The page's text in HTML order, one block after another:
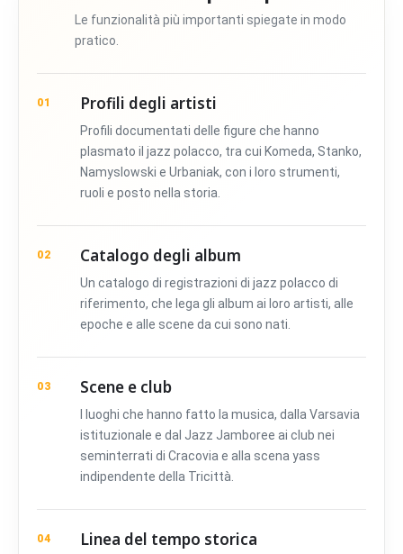
Le funzionalità più importanti spiegate in modo
pratico.
01 Profili degli artisti
Profili documentati delle figure che hanno
plasmato il jazz polacco, tra cui Komeda, Stanko,
Namyslowski e Urbaniak, con i loro strumenti,
ruoli e posto nella storia.
02 Catalogo degli album
Un catalogo di registrazioni di jazz polacco di
riferimento, che lega gli album ai loro artisti, alle
epoche e alle scene da cui sono nati.
03 Scene e club
I luoghi che hanno fatto la musica, dalla Varsavia
istituzionale e dal Jazz Jamboree ai club nei
seminterrati di Cracovia e alla scena yass
indipendente della Tricittà.
04 Linea del tempo storica